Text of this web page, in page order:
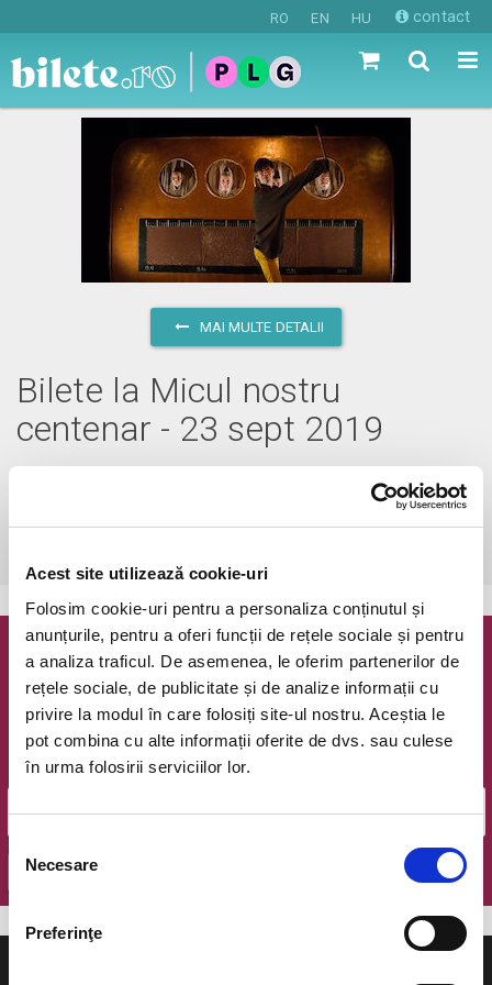
Acest site utilizează cookie-uri
Folosim cookie-uri pentru a personaliza conținutul și
anunțurile, pentru a oferi funcții de rețele sociale și pentru
a analiza traficul. De asemenea, le oferim partenerilor de
rețele sociale, de publicitate și de analize informații cu
privire la modul în care folosiți site-ul nostru. Aceștia le
pot combina cu alte informații oferite de dvs. sau culese
în urma folosirii serviciilor lor.
Selecția
consimțământului
Necesare
Preferinţe
RO EN HU contact
MAI MULTE DETALII
Bilete la Micul nostru
centenar - 23 sept 2019
vezi pe harta
Newsletter @ Bilete.ro
Oferte exclusive si o editie saptamanala cu cele mai noi
evenimente.
Email
OK